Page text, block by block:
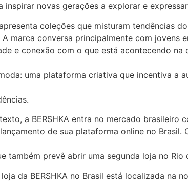
inspirar novas gerações a explorar e
apresenta coleções que misturam tendências
A marca conversa principalmente com jovens
e conexão com o que está acontecendo
uma plataforma criativa que incentiva a
a BERSHKA entra no mercado brasileiro
de sua plataforma online no
também prevê abrir uma segunda loja no Rio
da BERSHKA no Brasil está localizada na